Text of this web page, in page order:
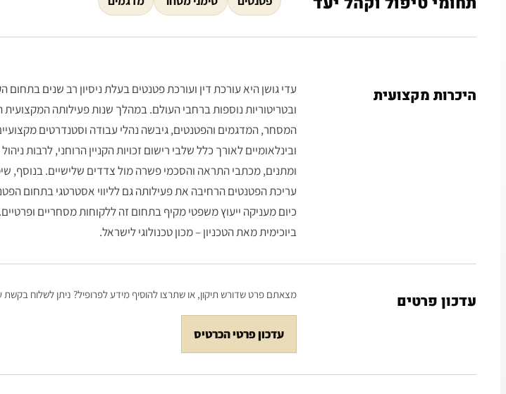
היכרות מקצועית
עדי גושן היא עורכת דין ועורכת פטנטים בעלת ניסיון רב שנים
ובטריטוריות נוספות ברחבי העולם. במהלך שנות פעילותה
המסחר, המדגמים והפטנטים, גיבשה נהלי עבודה וסטנדרטים
ובינלאומיים לאורך כלל שלבי רישום זכויות הקניין הרוחני, לרבות
ומתנים, מכתבי התראה והסכמי פשרה מול צדדים שלישיים. בנוסף,
עריכת הפטנטים הרחיבה את פעילותה גם לליווי אסטרטגי בתחום
ביוכימית מאת הטכניון – מכון טכנולוגי לישראל.
עדכון פרטים מצאתם פרט שדורש תיקון, או שתרצו להוסיף מידע לפרופיל? ניתן לשלוח בקשת
עדכון פרטי הכרטיס